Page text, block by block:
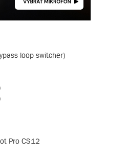
loop switcher)
Pro CS12